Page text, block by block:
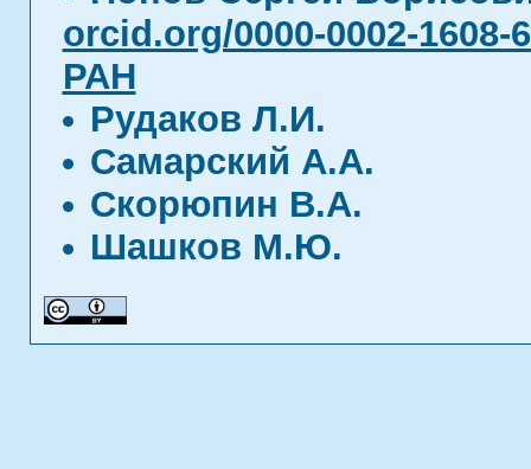
orcid.org/0000-0002-1608-
РАН
Рудаков Л.И.
Самарский А.А.
Скорюпин В.А.
Шашков М.Ю.